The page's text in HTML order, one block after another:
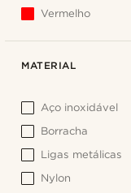
Vermelho
MATERIAL
Aço inoxidável
Borracha
Ligas metálicas
Nylon